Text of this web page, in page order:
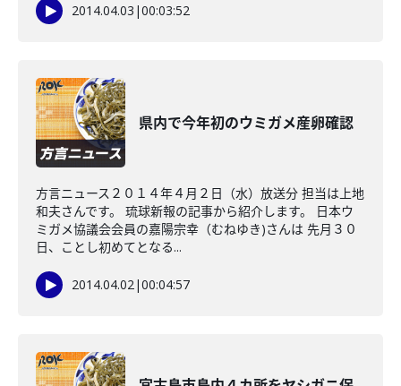
2014.04.03 |00:03:52
県内で今年初のウミガメ産卵確認
方言ニュース２０１４年４月２日（水）放送分 担当は上地
和夫さんです。 琉球新報の記事から紹介します。 日本ウ
ミガメ協議会会員の嘉陽宗幸（むねゆき)さんは 先月３０
日、ことし初めてとなる...
2014.04.02|00:04:57